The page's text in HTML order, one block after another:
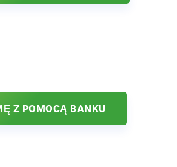
Z POMOCĄ BANKU